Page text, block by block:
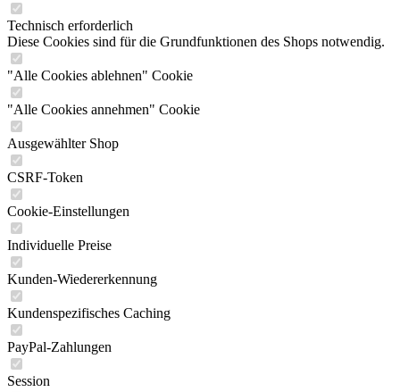
Technisch erforderlich
Diese Cookies sind für die Grundfunktionen des Shops notwendig.
"Alle Cookies ablehnen" Cookie
"Alle Cookies annehmen" Cookie
Ausgewählter Shop
CSRF-Token
Cookie-Einstellungen
Individuelle Preise
Kunden-Wiedererkennung
Kundenspezifisches Caching
PayPal-Zahlungen
Session